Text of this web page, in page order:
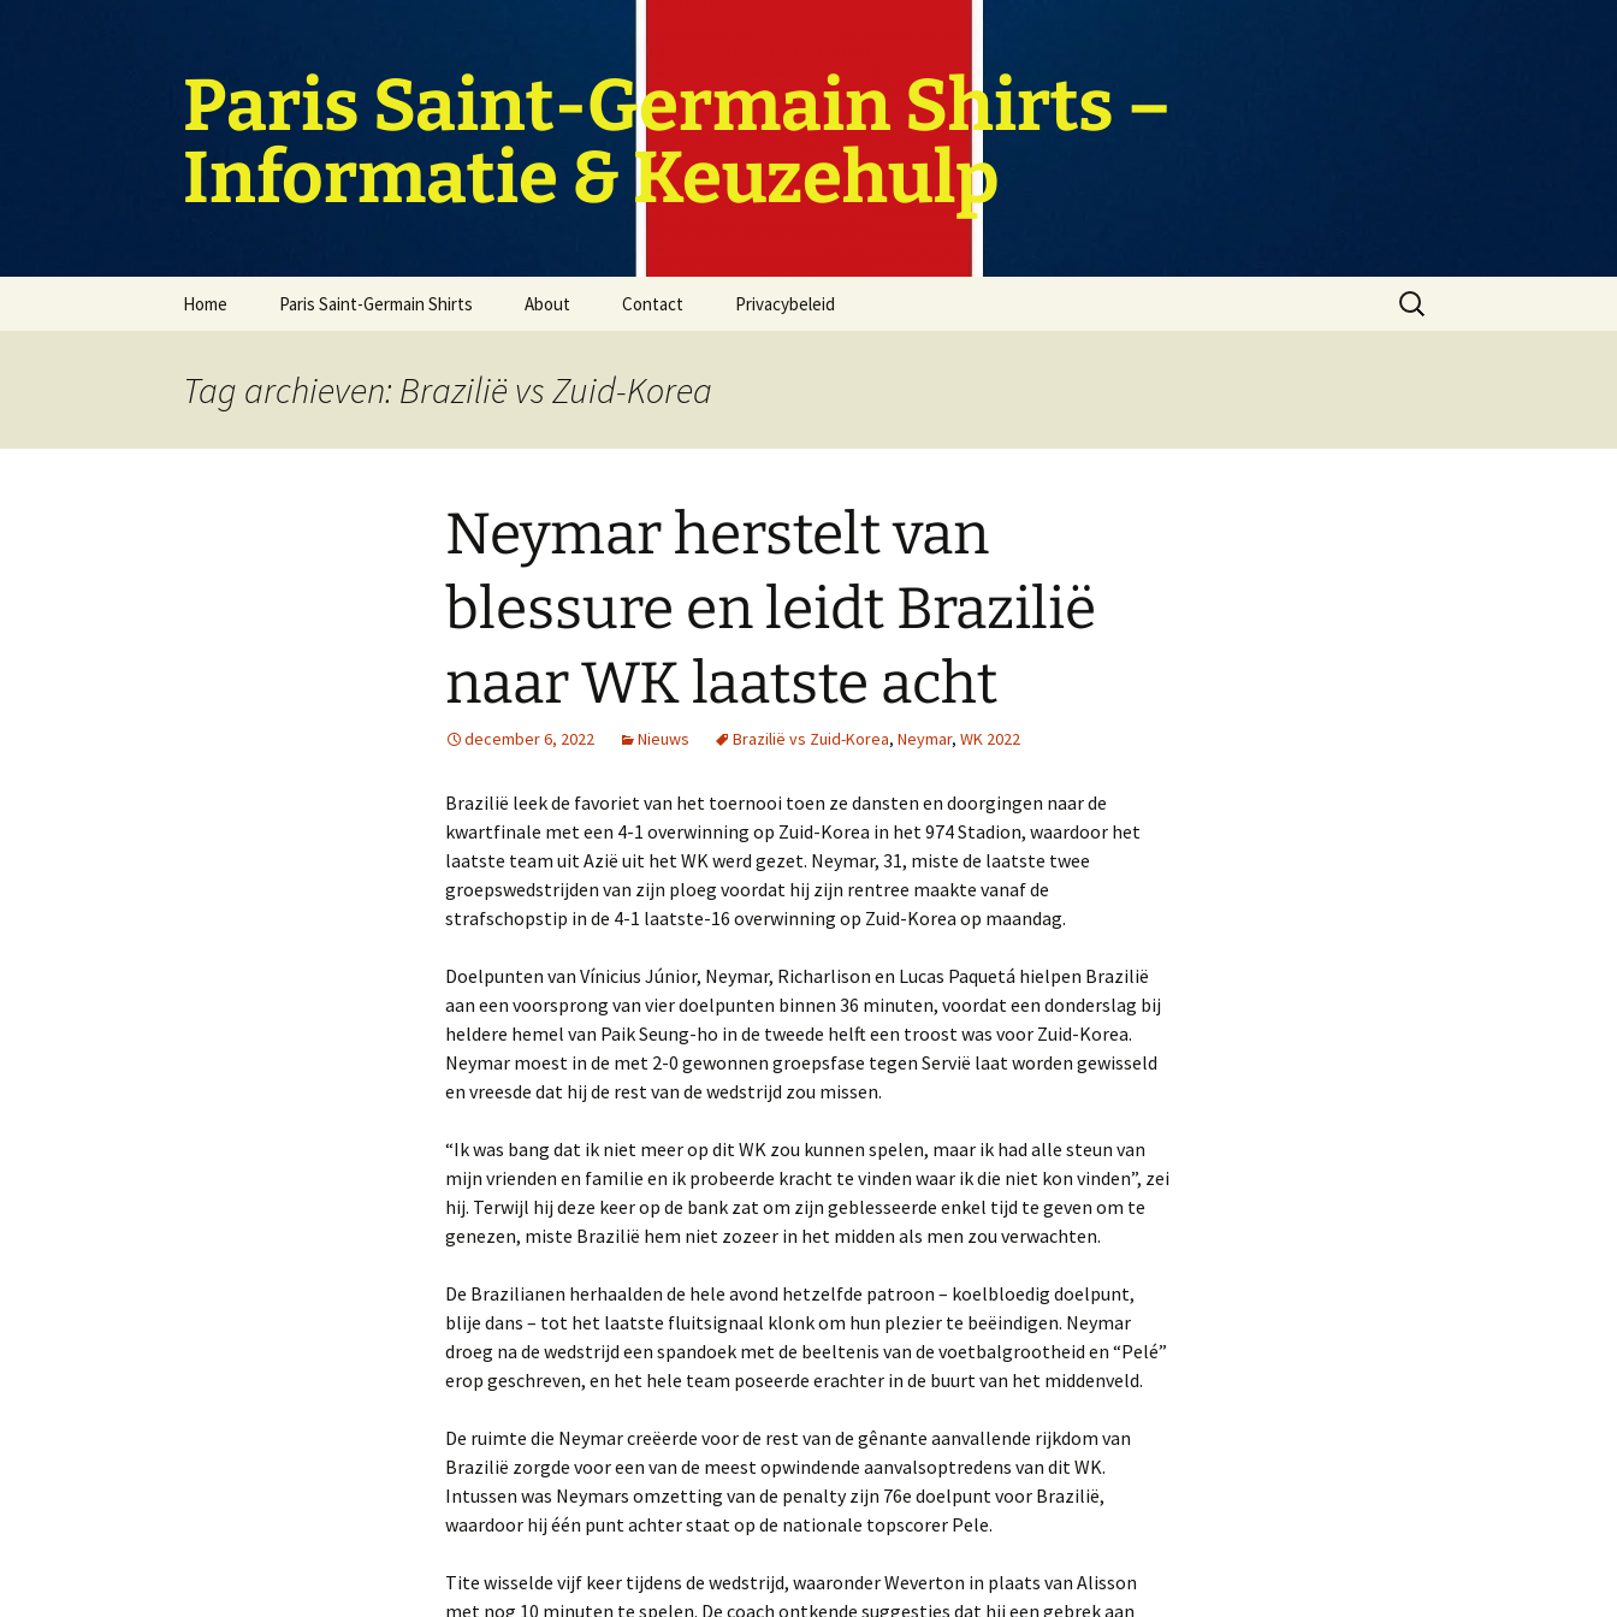
Paris Saint-Germain Shirts –
Informatie & Keuzehulp
Home Paris Saint-Germain Shirts About Contact Privacybeleid
Zoeken
naar:
Tag archieven: Brazilië vs Zuid-Korea
Neymar herstelt van
blessure en leidt Brazilië
naar WK laatste acht
december 6, 2022 Nieuws Brazilië vs Zuid-Korea, Neymar, WK 2022
Brazilië leek de favoriet van het toernooi toen ze dansten en doorgingen naar de
kwartfinale met een 4-1 overwinning op Zuid-Korea in het 974 Stadion, waardoor het
laatste team uit Azië uit het WK werd gezet. Neymar, 31, miste de laatste twee
groepswedstrijden van zijn ploeg voordat hij zijn rentree maakte vanaf de
strafschopstip in de 4-1 laatste-16 overwinning op Zuid-Korea op maandag.
Doelpunten van Vínicius Júnior, Neymar, Richarlison en Lucas Paquetá hielpen Brazilië
aan een voorsprong van vier doelpunten binnen 36 minuten, voordat een donderslag bij
heldere hemel van Paik Seung-ho in de tweede helft een troost was voor Zuid-Korea.
Neymar moest in de met 2-0 gewonnen groepsfase tegen Servië laat worden gewisseld
en vreesde dat hij de rest van de wedstrijd zou missen.
“Ik was bang dat ik niet meer op dit WK zou kunnen spelen, maar ik had alle steun van
mijn vrienden en familie en ik probeerde kracht te vinden waar ik die niet kon vinden”, zei
hij. Terwijl hij deze keer op de bank zat om zijn geblesseerde enkel tijd te geven om te
genezen, miste Brazilië hem niet zozeer in het midden als men zou verwachten.
De Brazilianen herhaalden de hele avond hetzelfde patroon – koelbloedig doelpunt,
blije dans – tot het laatste fluitsignaal klonk om hun plezier te beëindigen. Neymar
droeg na de wedstrijd een spandoek met de beeltenis van de voetbalgrootheid en “Pelé”
erop geschreven, en het hele team poseerde erachter in de buurt van het middenveld.
De ruimte die Neymar creëerde voor de rest van de gênante aanvallende rijkdom van
Brazilië zorgde voor een van de meest opwindende aanvalsoptredens van dit WK.
Intussen was Neymars omzetting van de penalty zijn 76e doelpunt voor Brazilië,
waardoor hij één punt achter staat op de nationale topscorer Pele.
Tite wisselde vijf keer tijdens de wedstrijd, waaronder Weverton in plaats van Alisson
met nog 10 minuten te spelen. De coach ontkende suggesties dat hij een gebrek aan